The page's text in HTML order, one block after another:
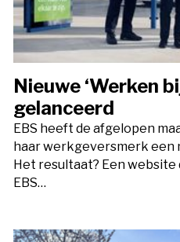
Nieuwe ‘Werken
gelanceerd
EBS heeft de afgelopen
haar werkgeversmerk een
Het resultaat? Een website
EBS…